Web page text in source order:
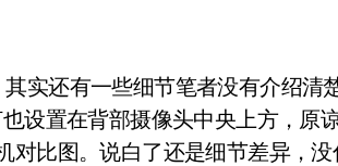
还有一些细节笔者没有介绍清
设置在背部摄像头中央上方，原
对比图。说白了还是细节差异，